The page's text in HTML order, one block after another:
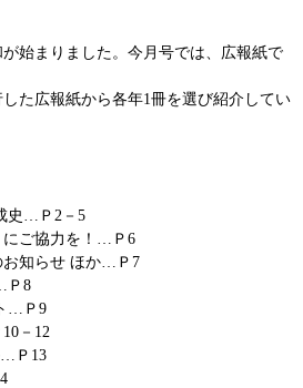
始まりました。今月号では、広報紙で
た広報紙から各年1冊を選び紹介してい
史…Ｐ2－5
にご協力を！…Ｐ6
お知らせ ほか…Ｐ7
Ｐ8
…Ｐ9
－12
…Ｐ13